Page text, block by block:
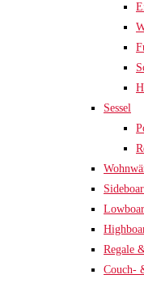
Sessel
Regale
Couch-